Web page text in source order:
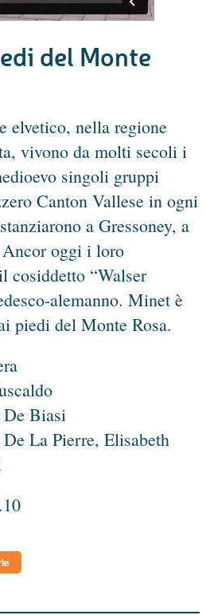
del Monte
elvetico, nella regione
vivono da molti secoli i
singoli gruppi
Canton Vallese in ogni
a Gressoney, a
oggi i loro
cosiddetto “Walser
alemanno. Minet è
piedi del Monte Rosa.
Biasi
La Pierre, Elisabeth